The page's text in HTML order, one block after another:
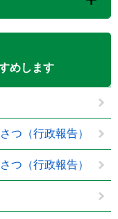
めします
つ（行政報告）
つ（行政報告）